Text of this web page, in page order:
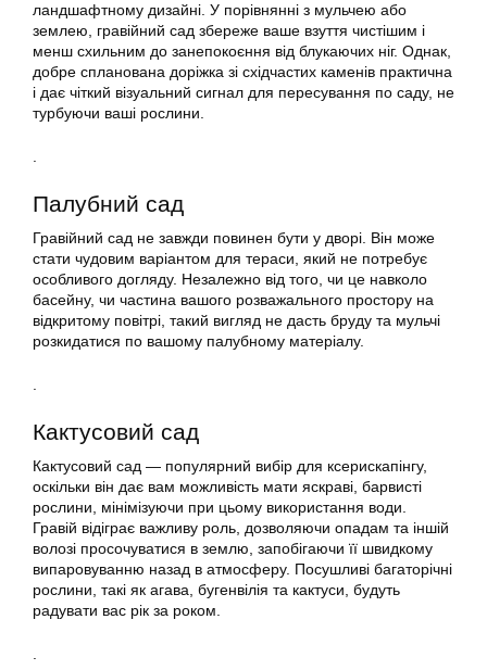
ландшафтному дизайні. У порівнянні з мульчею або
землею, гравійний сад збереже ваше взуття чистішим і
менш схильним до занепокоєння від блукаючих ніг. Однак,
добре спланована доріжка зі східчастих каменів практична
і дає чіткий візуальний сигнал для пересування по саду, не
турбуючи ваші рослини.
.
Палубний сад
Гравійний сад не завжди повинен бути у дворі. Він може
стати чудовим варіантом для тераси, який не потребує
особливого догляду. Незалежно від того, чи це навколо
басейну, чи частина вашого розважального простору на
відкритому повітрі, такий вигляд не дасть бруду та мульчі
розкидатися по вашому палубному матеріалу.
.
Кактусовий сад
Кактусовий сад — популярний вибір для ксерискапінгу,
оскільки він дає вам можливість мати яскраві, барвисті
рослини, мінімізуючи при цьому використання води.
Гравій відіграє важливу роль, дозволяючи опадам та іншій
волозі просочуватися в землю, запобігаючи її швидкому
випаровуванню назад в атмосферу. Посушливі багаторічні
рослини, такі як агава, бугенвілія та кактуси, будуть
радувати вас рік за роком.
.